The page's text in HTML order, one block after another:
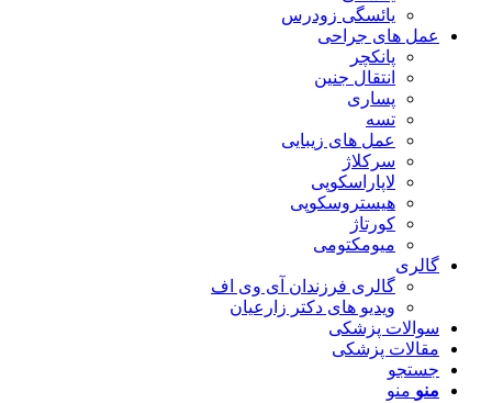
یائسگی زودرس
عمل های جراحی
پانکچر
انتقال جنین
پساری
تسه
عمل های زیبایی
سرکلاژ
لاپاراسکوپی
هیستروسکوپی
کورتاژ
میومکتومی
گالری
گالری فرزندان آی وی اف
ویدیو های دکتر زارعیان
سوالات پزشکی
مقالات پزشکی
جستجو
منو منو